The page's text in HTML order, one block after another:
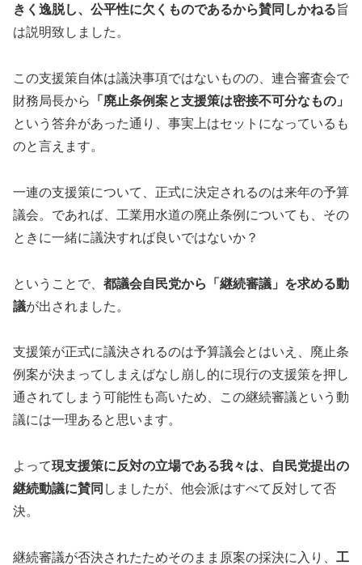
きく逸脱し、公平性に欠くものであるから賛同しかねる旨
は説明致しました。
この支援策自体は議決事項ではないものの、連合審査会で
財務局長から
「廃止条例案と支援策は密接不可分なもの」
という答弁があった通り、事実上はセットになっているも
のと言えます。
一連の支援策について、正式に決定されるのは来年の予算
議会。であれば、工業用水道の廃止条例についても、その
ときに一緒に議決すれば良いではないか？
ということで、 都議会自民党から「継続審議」を求める動
議が出されました。
支援策が正式に議決されるのは予算議会とはいえ、廃止条
例案が決まってしまえばなし崩し的に現行の支援策を押し
通されてしまう可能性も高いため、この継続審議という動
議には一理あると思います。
よって現支援策に反対の立場である我々は、自民党提出の
継続動議に賛同 しましたが、他会派はすべて反対して否
決。
継続審議が否決されたためそのまま原案の採決に入り、 工